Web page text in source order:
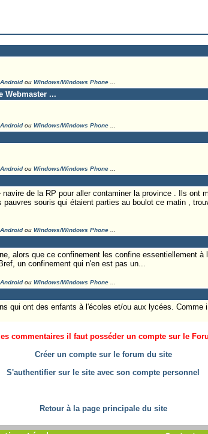
Androidou Windows/Windows Phone...
Webmaster ...
Androidou Windows/Windows Phone...
Androidou Windows/Windows Phone...
de la RP pour aller contaminer la province . Ils ont
pauvres souris qui étaient parties au boulot ce matin ,
Androidou Windows/Windows Phone...
alors que ce confinement les confine essentiellement à
un confinement qui n'en est pas un...
Androidou Windows/Windows Phone...
qui ont des enfants à l'écoles et/ou aux lycées.
commentaires il faut posséder un compte sur le
Créer un compte sur le forum du site
S'authentifier sur le site avec son compte personnel
Retour à la page principale du site